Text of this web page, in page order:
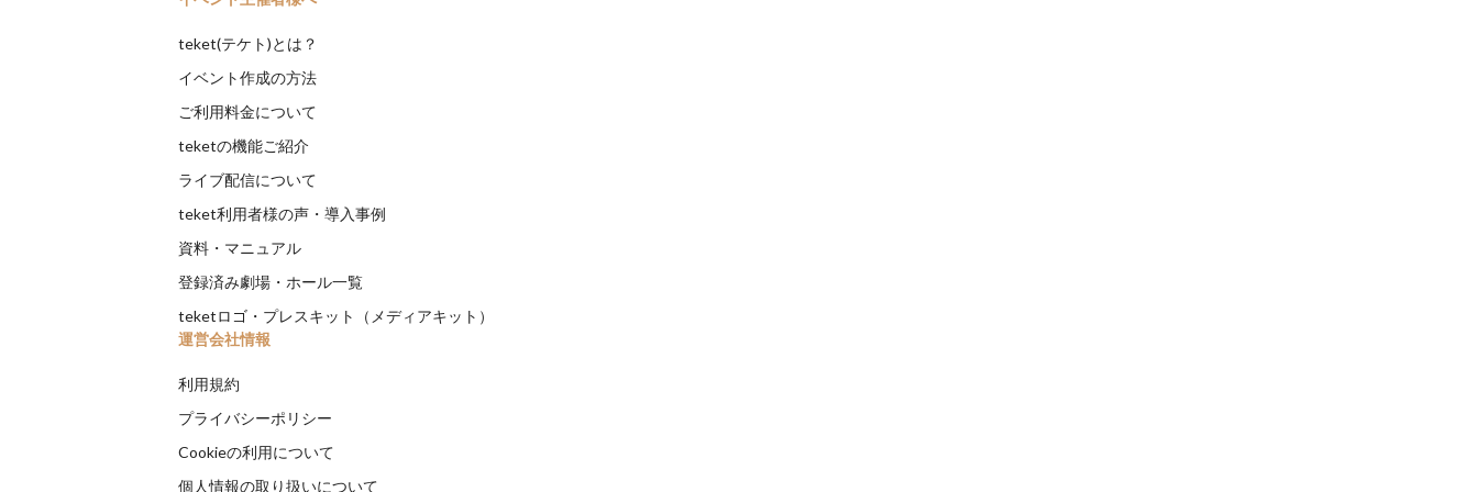
teket(テケト)とは？
イベント作成の方法
ご利用料金について
teketの機能ご紹介
ライブ配信について
teket利用者様の声・導入事例
資料・マニュアル
登録済み劇場・ホール一覧
teketロゴ・プレスキット（メディアキット）
運営会社情報
利用規約
プライバシーポリシー
Cookieの利用について
個人情報の取り扱いについて